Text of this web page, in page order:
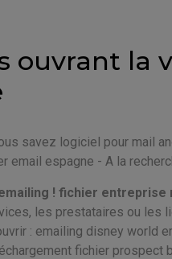
ouvrant la
savez logiciel pour mail
email espagne - A la
! fichier entreprise
les prestataires ou les
: emailing disney world
fichier prospect b